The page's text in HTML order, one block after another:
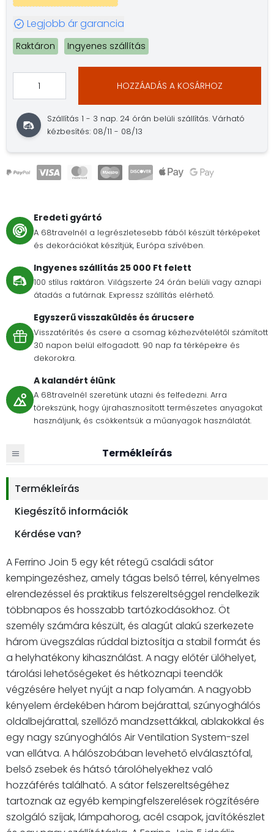
Legjobb ár garancia
Raktáron Ingyenes szállítás
HOZZÁADÁS A KOSÁRHOZ
Szállítás 1 - 3 nap. 24 órán belüli szállítás. Várható
kézbesítés: 08/11 - 08/13
Eredeti gyártó
A 68travelnél a legrészletesebb fából készült térképeket
és dekorációkat készítjük, Európa szívében.
Ingyenes szállítás 25 000 Ft felett
100 stílus raktáron. Világszerte 24 órán belüli vagy aznapi
átadás a futárnak. Expressz szállítás elérhető.
Egyszerű visszaküldés és árucsere
Visszatérítés és csere a csomag kézhezvételétől számított
30 napon belül elfogadott. 90 nap fa térképekre és
dekorokra.
A kalandért élünk
A 68travelnél szeretünk utazni és felfedezni. Arra
törekszünk, hogy újrahasznosított természetes anyagokat
használjunk, és csökkentsük a műanyagok használatát.
Termékleírás
Termékleírás
Kiegészítő információk
Kérdése van?
A Ferrino Join 5 egy két rétegű családi sátor
kempingezéshez, amely tágas belső térrel, kényelmes
elrendezéssel és praktikus felszereltséggel rendelkezik
többnapos és hosszabb tartózkodásokhoz. Öt
személy számára készült, és alagút alakú szerkezete
három üvegszálas rúddal biztosítja a stabil formát és
a helyhatékony kihasználást. A nagy előtér ülőhelyet,
tárolási lehetőségeket és hétköznapi teendők
végzésére helyet nyújt a nap folyamán. A nagyobb
kényelem érdekében három bejárattal, szúnyoghálós
oldalbejárattal, szellőző mandzsettákkal, ablakokkal és
egy nagy szúnyoghálós Air Ventilation System-szel
van ellátva. A hálószobában levehető elválasztófal,
belső zsebek és hátsó tárolóhelyekhez való
hozzáférés található. A sátor felszereltségéhez
tartoznak az egyéb kempingfelszerelések rögzítésére
szolgáló szíjak, lámpahorog, acél csapok, javítókészlet